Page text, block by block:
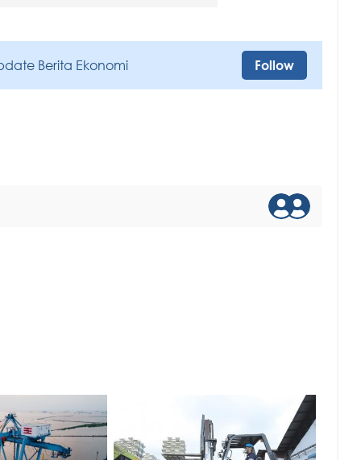
Berita Ekonomi Follow